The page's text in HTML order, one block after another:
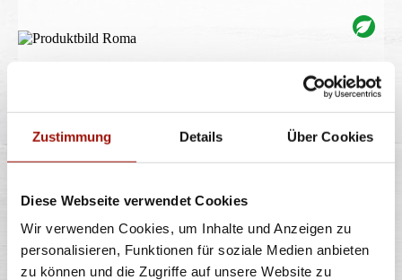
Zustimmung Details Über Cookies
Diese Webseite verwendet Cookies
Wir verwenden Cookies, um Inhalte und Anzeigen zu
personalisieren, Funktionen für soziale Medien anbieten
zu können und die Zugriffe auf unsere Website zu
Spaghetti oder Penne, Käsesahnesauce, Basilikumpesto,
TRÜFFEL